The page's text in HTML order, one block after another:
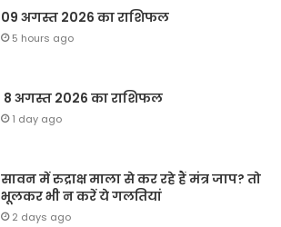
09 अगस्त 2026 का राशिफल
5 hours ago
8 अगस्त 2026 का राशिफल
1 day ago
सावन में रुद्राक्ष माला से कर रहे हैं मंत्र जाप? तो
भूलकर भी न करें ये गलतियां
2 days ago